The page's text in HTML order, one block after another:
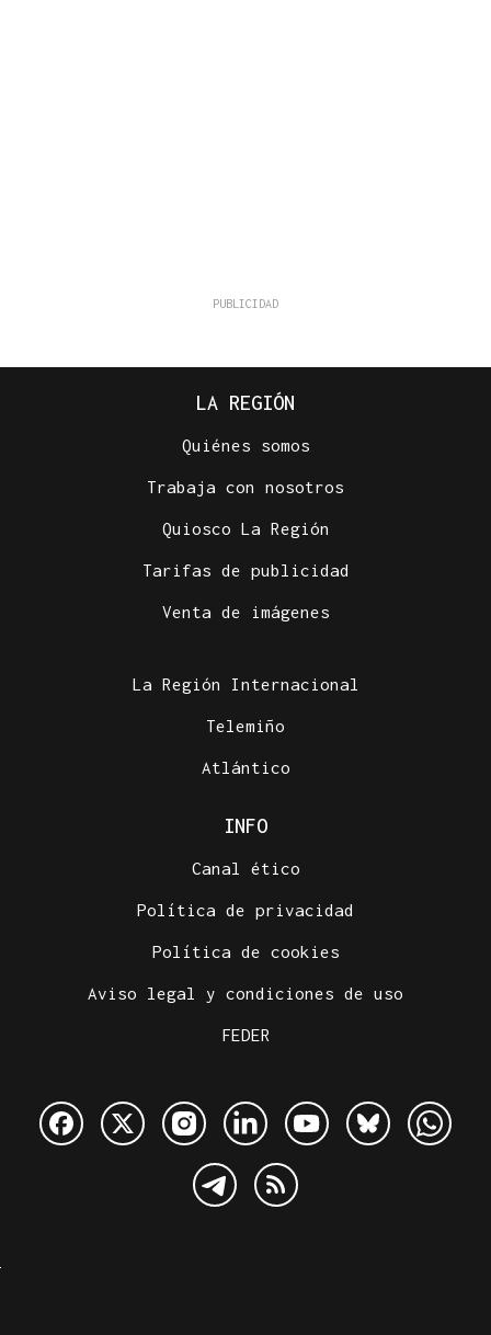
LA REGIÓN
Quiénes somos
Trabaja con nosotros
Quiosco La Región
Tarifas de publicidad
Venta de imágenes
La Región Internacional
Telemiño
Atlántico
INFO
Canal ético
Política de privacidad
Política de cookies
Aviso legal y condiciones de uso
FEDER